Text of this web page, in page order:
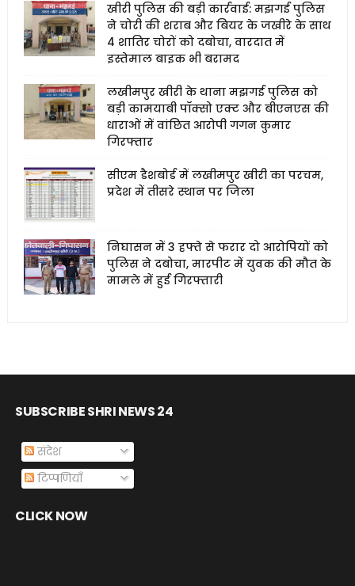
खीरी पुलिस की बड़ी कार्रवाई: मझगई पुलिस
ने चोरी की शराब और बियर के जखीरे के साथ
4 शातिर चोरों को दबोचा, वारदात में
इस्तेमाल बाइक भी बरामद
लखीमपुर खीरी के थाना मझगई पुलिस को
बड़ी कामयाबी पॉक्सो एक्ट और बीएनएस की
धाराओं में वांछित आरोपी गगन कुमार
गिरफ्तार
सीएम डैशबोर्ड में लखीमपुर खीरी का परचम,
प्रदेश में तीसरे स्थान पर जिला
निघासन में 3 हफ्ते से फरार दो आरोपियों को
पुलिस ने दबोचा, मारपीट में युवक की मौत के
मामले में हुई गिरफ्तारी
SUBSCRIBE SHRI NEWS 24
संदेश
टिप्पणियाँ
CLICK NOW